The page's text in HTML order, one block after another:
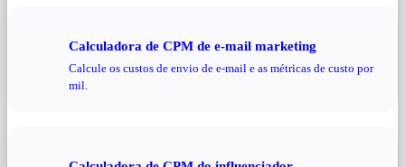
Calculadora de CPM de e-mail marketing
Calcule os custos de envio de e-mail e as métricas de custo por
mil.